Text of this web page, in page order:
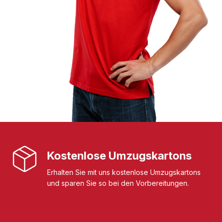
Kostenlose Umzugskartons
Erhalten Sie mit uns kostenlose Umzugskartons
und sparen Sie so bei den Vorbereitungen.